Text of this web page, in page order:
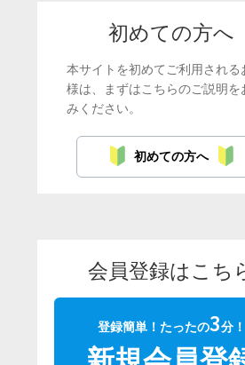
初めての方へ
本サイトを初めてご利用される
様は、まずはこちらのご説明を
みください。
初めての方へ
会員登録はこち
登録簡単！たったの3分！